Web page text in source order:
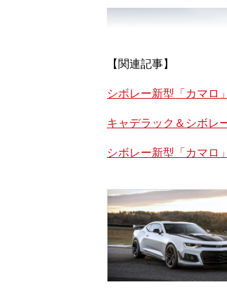
【関連記事】
シボレー新型「カマロ
キャデラック＆シボレ
シボレー新型「カマロ